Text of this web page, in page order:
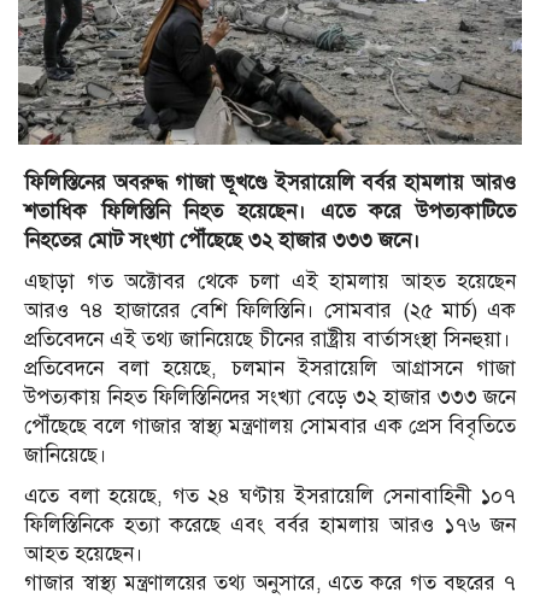
ফিলিস্তিনের অবরুদ্ধ গাজা ভূখণ্ডে ইসরায়েলি বর্বর হামলায় আরও
শতাধিক ফিলিস্তিনি নিহত হয়েছেন। এতে করে উপত্যকাটিতে
নিহতের মোট সংখ্যা পৌঁছেছে ৩২ হাজার ৩৩৩ জনে।
এছাড়া গত অক্টোবর থেকে চলা এই হামলায় আহত হয়েছেন
আরও ৭৪ হাজারের বেশি ফিলিস্তিনি। সোমবার (২৫ মার্চ) এক
প্রতিবেদনে এই তথ্য জানিয়েছে চীনের রাষ্ট্রীয় বার্তাসংস্থা সিনহুয়া।
প্রতিবেদনে বলা হয়েছে, চলমান ইসরায়েলি আগ্রাসনে গাজা
উপত্যকায় নিহত ফিলিস্তিনিদের সংখ্যা বেড়ে ৩২ হাজার ৩৩৩ জনে
পৌঁছেছে বলে গাজার স্বাস্থ্য মন্ত্রণালয় সোমবার এক প্রেস বিবৃতিতে
জানিয়েছে।
এতে বলা হয়েছে, গত ২৪ ঘণ্টায় ইসরায়েলি সেনাবাহিনী ১০৭
ফিলিস্তিনিকে হত্যা করেছে এবং বর্বর হামলায় আরও ১৭৬ জন
আহত হয়েছেন।
গাজার স্বাস্থ্য মন্ত্রণালয়ের তথ্য অনুসারে, এতে করে গত বছরের ৭